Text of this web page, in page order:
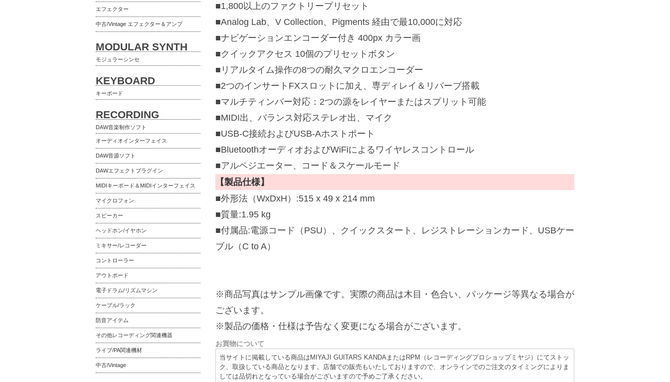
■1,800以上のファクトリープリセット
■Analog Lab、V Collection、Pigments 経由で最10,000に対応
■ナビゲーションエンコーダー付き 400px カラー画
■クイックアクセス 10個のプリセットボタン
■リアルタイム操作の8つの耐久マクロエンコーダー
■2つのインサートFXスロットに加え、専ディレイ＆リバーブ搭載
■マルチティンバー対応：2つの源をレイヤーまたはスプリット可能
■MIDI出、バランス対応ステレオ出、マイク
■USB-C接続およびUSB-Aホストポート
■BluetoothオーディオおよびWiFiによるワイヤレスコントロール
■アルペジエーター、コード＆スケールモード
【製品仕様】
■外形法（WxDxH）:515 x 49 x 214 mm
■質量:1.95 kg
■付属品:電源コード（PSU）、クイックスタート、レジストレーションカード、USBケー
ブル（C to A）
※商品写真はサンプル画像です。実際の商品は木目・色合い、パッケージ等異なる場合が
ございます。
※製品の価格・仕様は予告なく変更になる場合がございます。
お買物について
当サイトに掲載している商品はMIYAJI GUITARS KANDAまたはRPM（レコーディングプロショップミヤジ）にてストッ
ク、取扱している商品となります。店舗での販売もいたしておりますので、オンラインでのご注文のタイミングによりま
しては品切れとなっている場合がございますので予めご了承ください。
エフェクター
中古/Vintage エフェクター＆アンプ
MODULAR SYNTH
モジュラーシンセ
KEYBOARD
キーボード
RECORDING
DAW音楽制作ソフト
オーディオインターフェイス
DAW音源ソフト
DAWエフェクトプラグイン
MIDIキーボード＆MIDIインターフェイス
マイクロフォン
スピーカー
ヘッドホン/イヤホン
ミキサー/レコーダー
コントローラー
アウトボード
電子ドラム/リズムマシン
ケーブル/ラック
防音アイテム
その他レコーディング関連機器
ライブ/PA関連機材
中古/Vintage